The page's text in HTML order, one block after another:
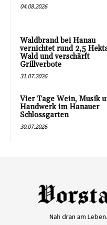
04.08.2026
Waldbrand bei Hanau
vernichtet rund 2,5
Wald und verschärft
Grillverbote
31.07.2026
Vier Tage Wein, Musik
Handwerk im Hanauer
Schlossgarten
30.07.2026
Nah dran am